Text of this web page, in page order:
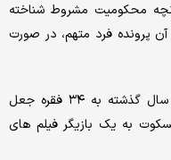
محکومیت مشروط شناخته
پرونده فرد متهم، در صورت
ترامپ در ماه مه (اردیبهشت سال جاری) سال گذشته به ۳۴ فقره جعل
به یک بازیگر فیلم های